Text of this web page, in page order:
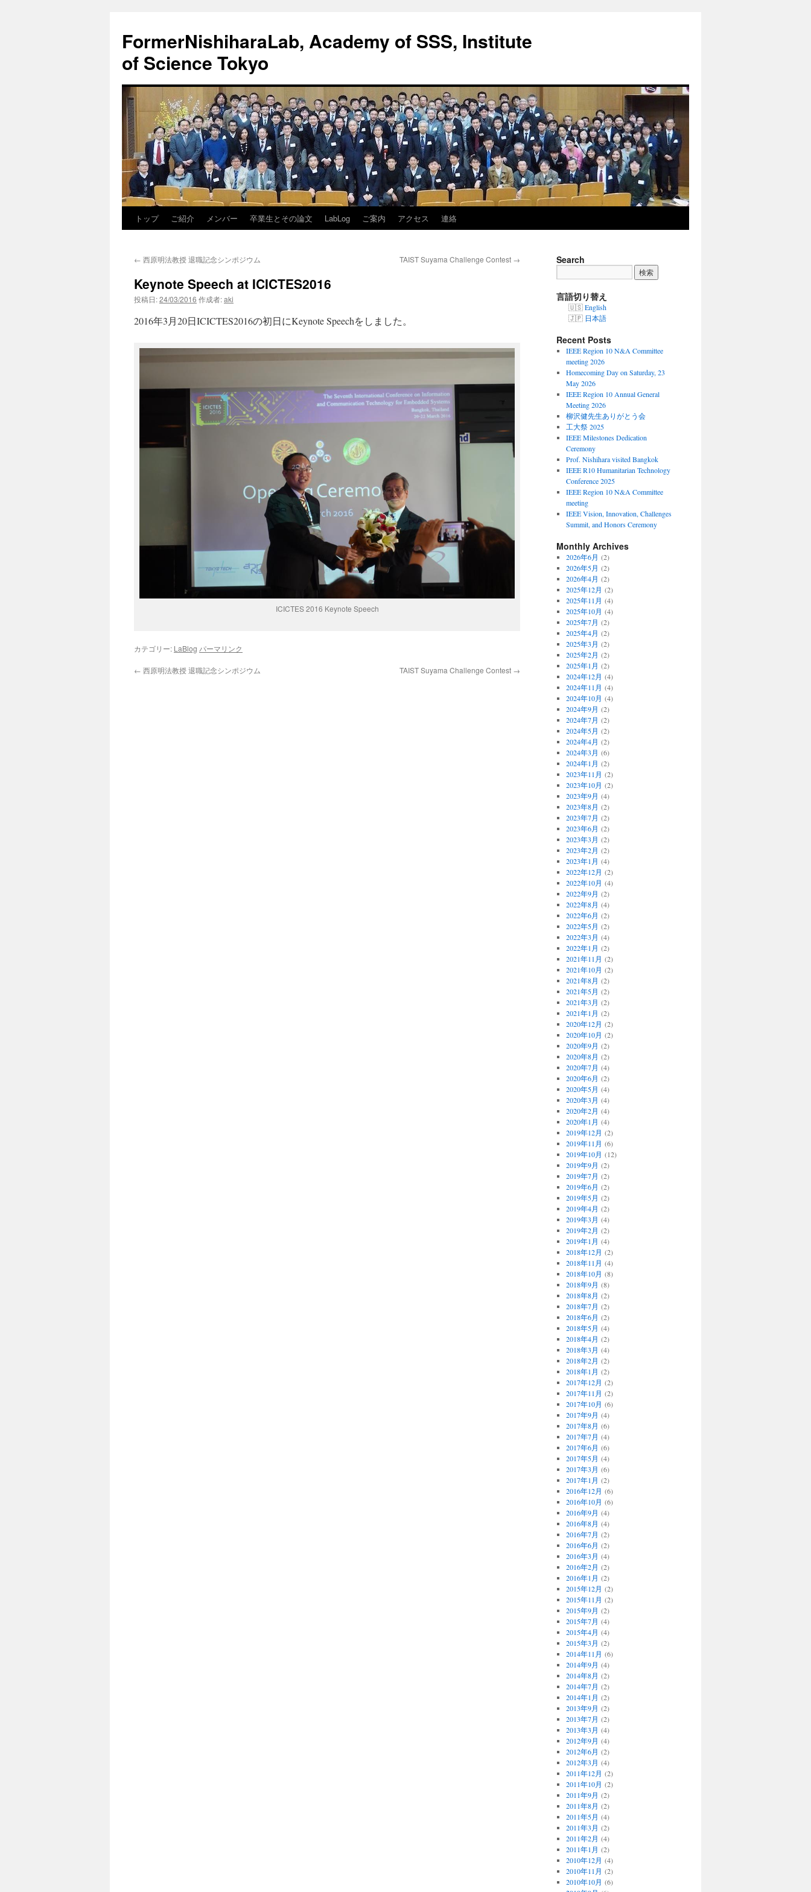
FormerNishiharaLab, Academy of SSS, Institute
of Science Tokyo
トップ ご紹介 メンバー 卒業生とその論文 LabLog ご案内 アクセス 連絡
← 西原明法教授 退職記念シンポジウム TAIST Suyama Challenge Contest →
Keynote Speech at ICICTES2016
投稿日:24/03/2016 作成者:aki
2016年3月20日ICICTES2016の初日にKeynote Speechをしました。
ICICTES 2016 Keynote Speech
カテゴリー: LaBlog パーマリンク
← 西原明法教授 退職記念シンポジウム TAIST Suyama Challenge Contest →
Search
言語切り替え
English
日本語
Recent Posts
IEEE Region 10 N&A Committee
meeting 2026
Homecoming Day on Saturday, 23
May 2026
IEEE Region 10 Annual General
Meeting 2026
柳沢健先生ありがとう会
工大祭 2025
IEEE Milestones Dedication
Ceremony
Prof. Nishihara visited Bangkok
IEEE R10 Humanitarian Technology
Conference 2025
IEEE Region 10 N&A Committee
meeting
IEEE Vision, Innovation, Challenges
Summit, and Honors Ceremony
Monthly Archives
2026年6月 (2)
2026年5月 (2)
2026年4月 (2)
2025年12月 (2)
2025年11月 (4)
2025年10月 (4)
2025年7月 (2)
2025年4月 (2)
2025年3月 (2)
2025年2月 (2)
2025年1月 (2)
2024年12月 (4)
2024年11月 (4)
2024年10月 (4)
2024年9月 (2)
2024年7月 (2)
2024年5月 (2)
2024年4月 (2)
2024年3月 (6)
2024年1月 (2)
2023年11月 (2)
2023年10月 (2)
2023年9月 (4)
2023年8月 (2)
2023年7月 (2)
2023年6月 (2)
2023年3月 (2)
2023年2月 (2)
2023年1月 (4)
2022年12月 (2)
2022年10月 (4)
2022年9月 (2)
2022年8月 (4)
2022年6月 (2)
2022年5月 (2)
2022年3月 (4)
2022年1月 (2)
2021年11月 (2)
2021年10月 (2)
2021年8月 (2)
2021年5月 (2)
2021年3月 (2)
2021年1月 (2)
2020年12月 (2)
2020年10月 (2)
2020年9月 (2)
2020年8月 (2)
2020年7月 (4)
2020年6月 (2)
2020年5月 (4)
2020年3月 (4)
2020年2月 (4)
2020年1月 (4)
2019年12月 (2)
2019年11月 (6)
2019年10月 (12)
2019年9月 (2)
2019年7月 (2)
2019年6月 (2)
2019年5月 (2)
2019年4月 (2)
2019年3月 (4)
2019年2月 (2)
2019年1月 (4)
2018年12月 (2)
2018年11月 (4)
2018年10月 (8)
2018年9月 (8)
2018年8月 (2)
2018年7月 (2)
2018年6月 (2)
2018年5月 (4)
2018年4月 (2)
2018年3月 (4)
2018年2月 (2)
2018年1月 (2)
2017年12月 (2)
2017年11月 (2)
2017年10月 (6)
2017年9月 (4)
2017年8月 (6)
2017年7月 (4)
2017年6月 (6)
2017年5月 (4)
2017年3月 (6)
2017年1月 (2)
2016年12月 (6)
2016年10月 (6)
2016年9月 (4)
2016年8月 (4)
2016年7月 (2)
2016年6月 (2)
2016年3月 (4)
2016年2月 (2)
2016年1月 (2)
2015年12月 (2)
2015年11月 (2)
2015年9月 (2)
2015年7月 (4)
2015年4月 (4)
2015年3月 (2)
2014年11月 (6)
2014年9月 (4)
2014年8月 (2)
2014年7月 (2)
2014年1月 (2)
2013年9月 (2)
2013年7月 (2)
2013年3月 (4)
2012年9月 (4)
2012年6月 (2)
2012年3月 (4)
2011年12月 (2)
2011年10月 (2)
2011年9月 (2)
2011年8月 (2)
2011年5月 (4)
2011年3月 (2)
2011年2月 (4)
2011年1月 (2)
2010年12月 (4)
2010年11月 (2)
2010年10月 (6)